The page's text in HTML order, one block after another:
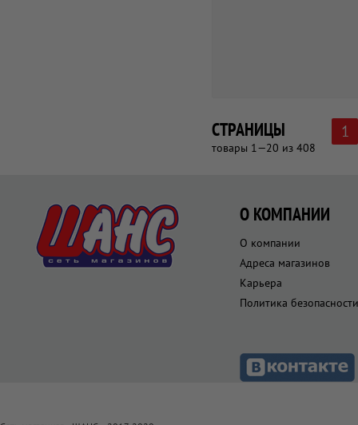
СТРАНИЦЫ
товары 1—20 из 408
1
О КОМПАНИИ
О компании
Адреса магазинов
Карьера
Политика безопасности